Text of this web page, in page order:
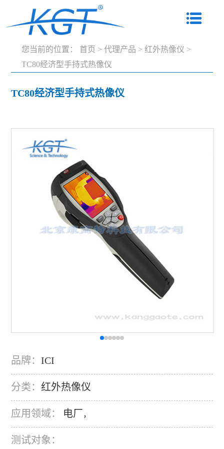
您当前的位置： 首页 > 代理产品 > 红外热像仪 >
TC80经济型手持式热像仪
TC80经济型手持式热像仪
品牌：ICI
分类：红外热像仪
应用领域： 电厂，
测试对象：